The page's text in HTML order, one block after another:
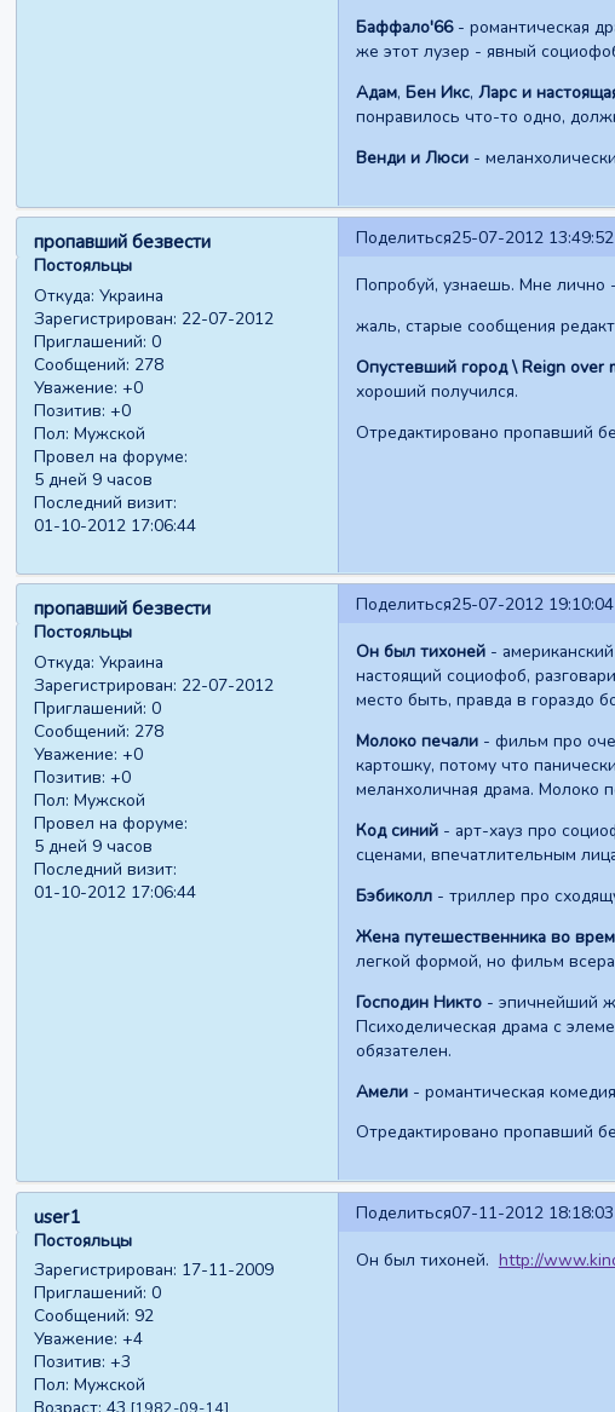
Баффало'66- романтическая
же этот лузер - явный
Адам, Бен Икс, Ларс и
понравилось что-то одно,
Венди и Люси-
Поделиться25-07-2012 13:49:52
пропавший безвести
Постояльцы
Откуда: Украина
Зарегистрирован: 22-07-2012
Приглашений: 0
Сообщений: 278
Уважение: +0
Позитив: +0
Пол: Мужской
Провел на форуме:
5 дней 9 часов
Последний визит:
01-10-2012 17:06:44
Попробуй, узнаешь. Мне лично
жаль, старые сообщения
Опустевший город \ Reign over
хороший получился.
Отредактировано пропавший
Поделиться25-07-2012 19:10:04
пропавший безвести
Постояльцы
Откуда: Украина
Зарегистрирован: 22-07-2012
Приглашений: 0
Сообщений: 278
Уважение: +0
Позитив: +0
Пол: Мужской
Провел на форуме:
5 дней 9 часов
Последний визит:
01-10-2012 17:06:44
Он был тихоней-
настоящий социофоб,
место быть, правда в гораздо
Молоко печали- фильм про
картошку, потому что
меланхоличная драма. Молоко
Код синий- арт-хауз про
сценами, впечатлительным
Бэбиколл- триллер про
Жена путешественника во
легкой формой, но фильм
Господин Никто- эпичнейший
Психоделическая драма с
обязателен.
Амели- романтическая
Отредактировано пропавший
Поделиться07-11-2012 18:18:03
user1
Постояльцы
Зарегистрирован: 17-11-2009
Приглашений: 0
Сообщений: 92
Уважение: +4
Позитив: +3
Пол: Мужской
Он был тихоней. http://